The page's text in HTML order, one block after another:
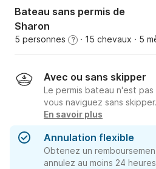
Bateau sans permis de
Sharon
5 personnes ? · 15 chevaux · 5
Avec ou sans skipper
Le permis bateau n'est pas
vous naviguez sans skipper.
En savoir plus
Annulation flexible
Obtenez un
annulez au moins 24